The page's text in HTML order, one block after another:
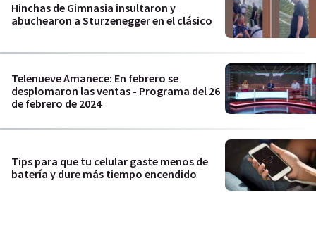
Hinchas de Gimnasia insultaron y
abuchearon a Sturzenegger en el clásico
Telenueve Amanece: En febrero se
desplomaron las ventas - Programa del 26
de febrero de 2024
Tips para que tu celular gaste menos de
batería y dure más tiempo encendido